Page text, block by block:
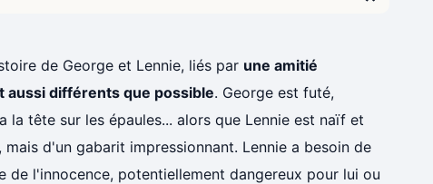
de George et Lennie, liés par une amitié
aussi différents que possible. George est futé,
la tête sur les épaules... alors que Lennie est naïf et
d'un gabarit impressionnant. Lennie a besoin de
de l'innocence, potentiellement dangereux pour lui ou